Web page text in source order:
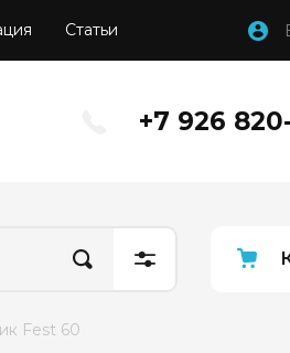
Статьи
+7 926
Fest 60